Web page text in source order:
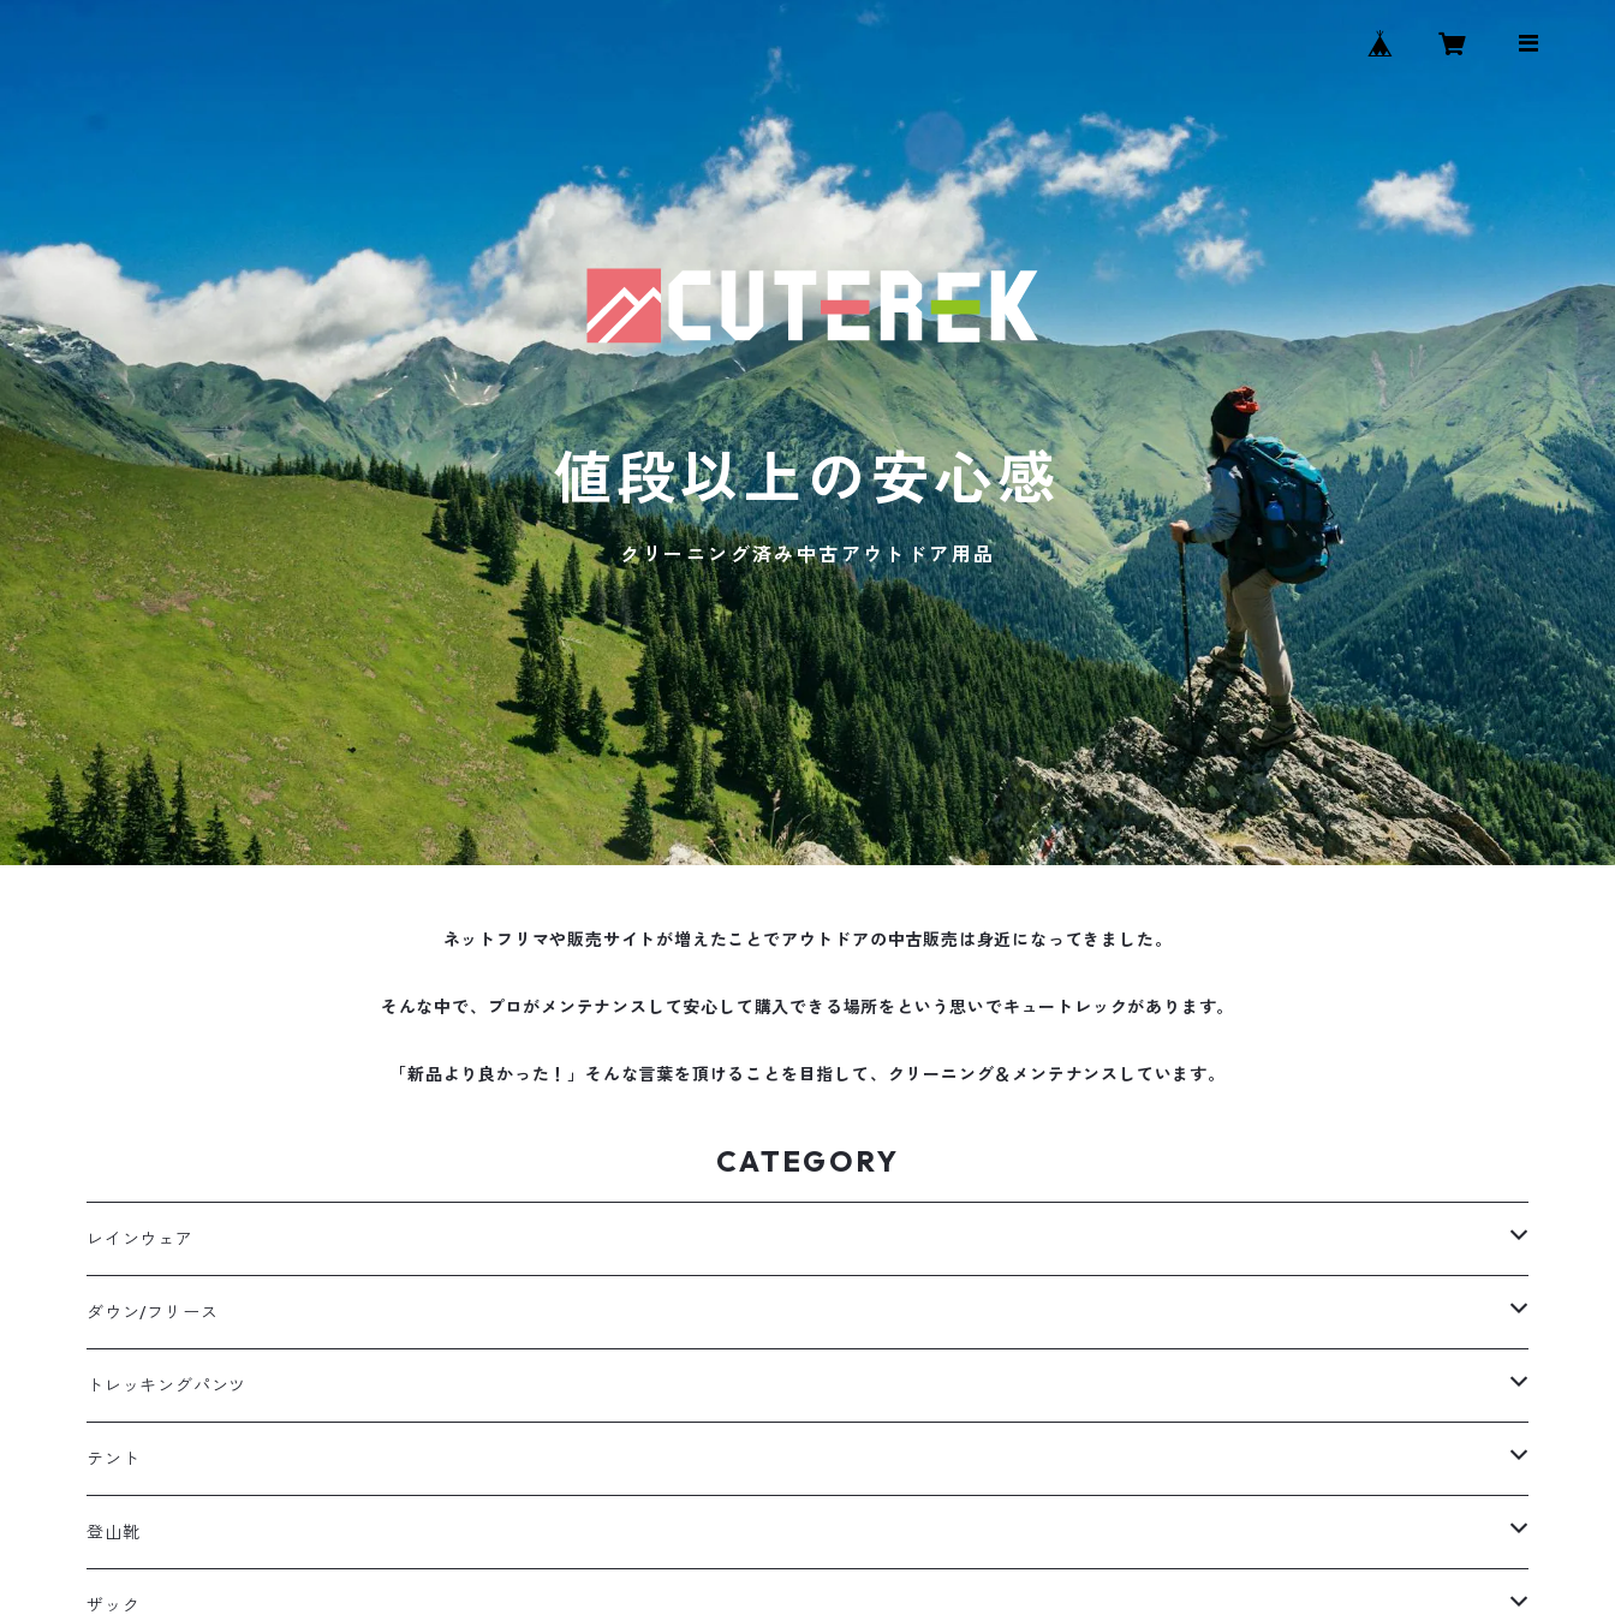
値段以上の安心感
クリーニング済み中古アウトドア用品
ネットフリマや販売サイトが増えたことでアウトドアの中古販売は身近になってきました。
そんな中で、プロがメンテナンスして安心して購入できる場所をという思いでキュートレックがあります。
「新品より良かった！」そんな言葉を頂けることを目指して、クリーニング＆メンテナンスしています。
CATEGORY
レインウェア
メンズレインウェア
レディースレインウェア
キッズレインウェア
ダウン/フリース
メンズ ダウン/フリース
レディース ダウン/フリース
キッズ ダウン/フリース
トレッキングパンツ
メンズトレッキングパンツ
レディーストレッキングパンツ
テント
キャンプテント
タープ
登山靴
メンズ登山靴
ザック